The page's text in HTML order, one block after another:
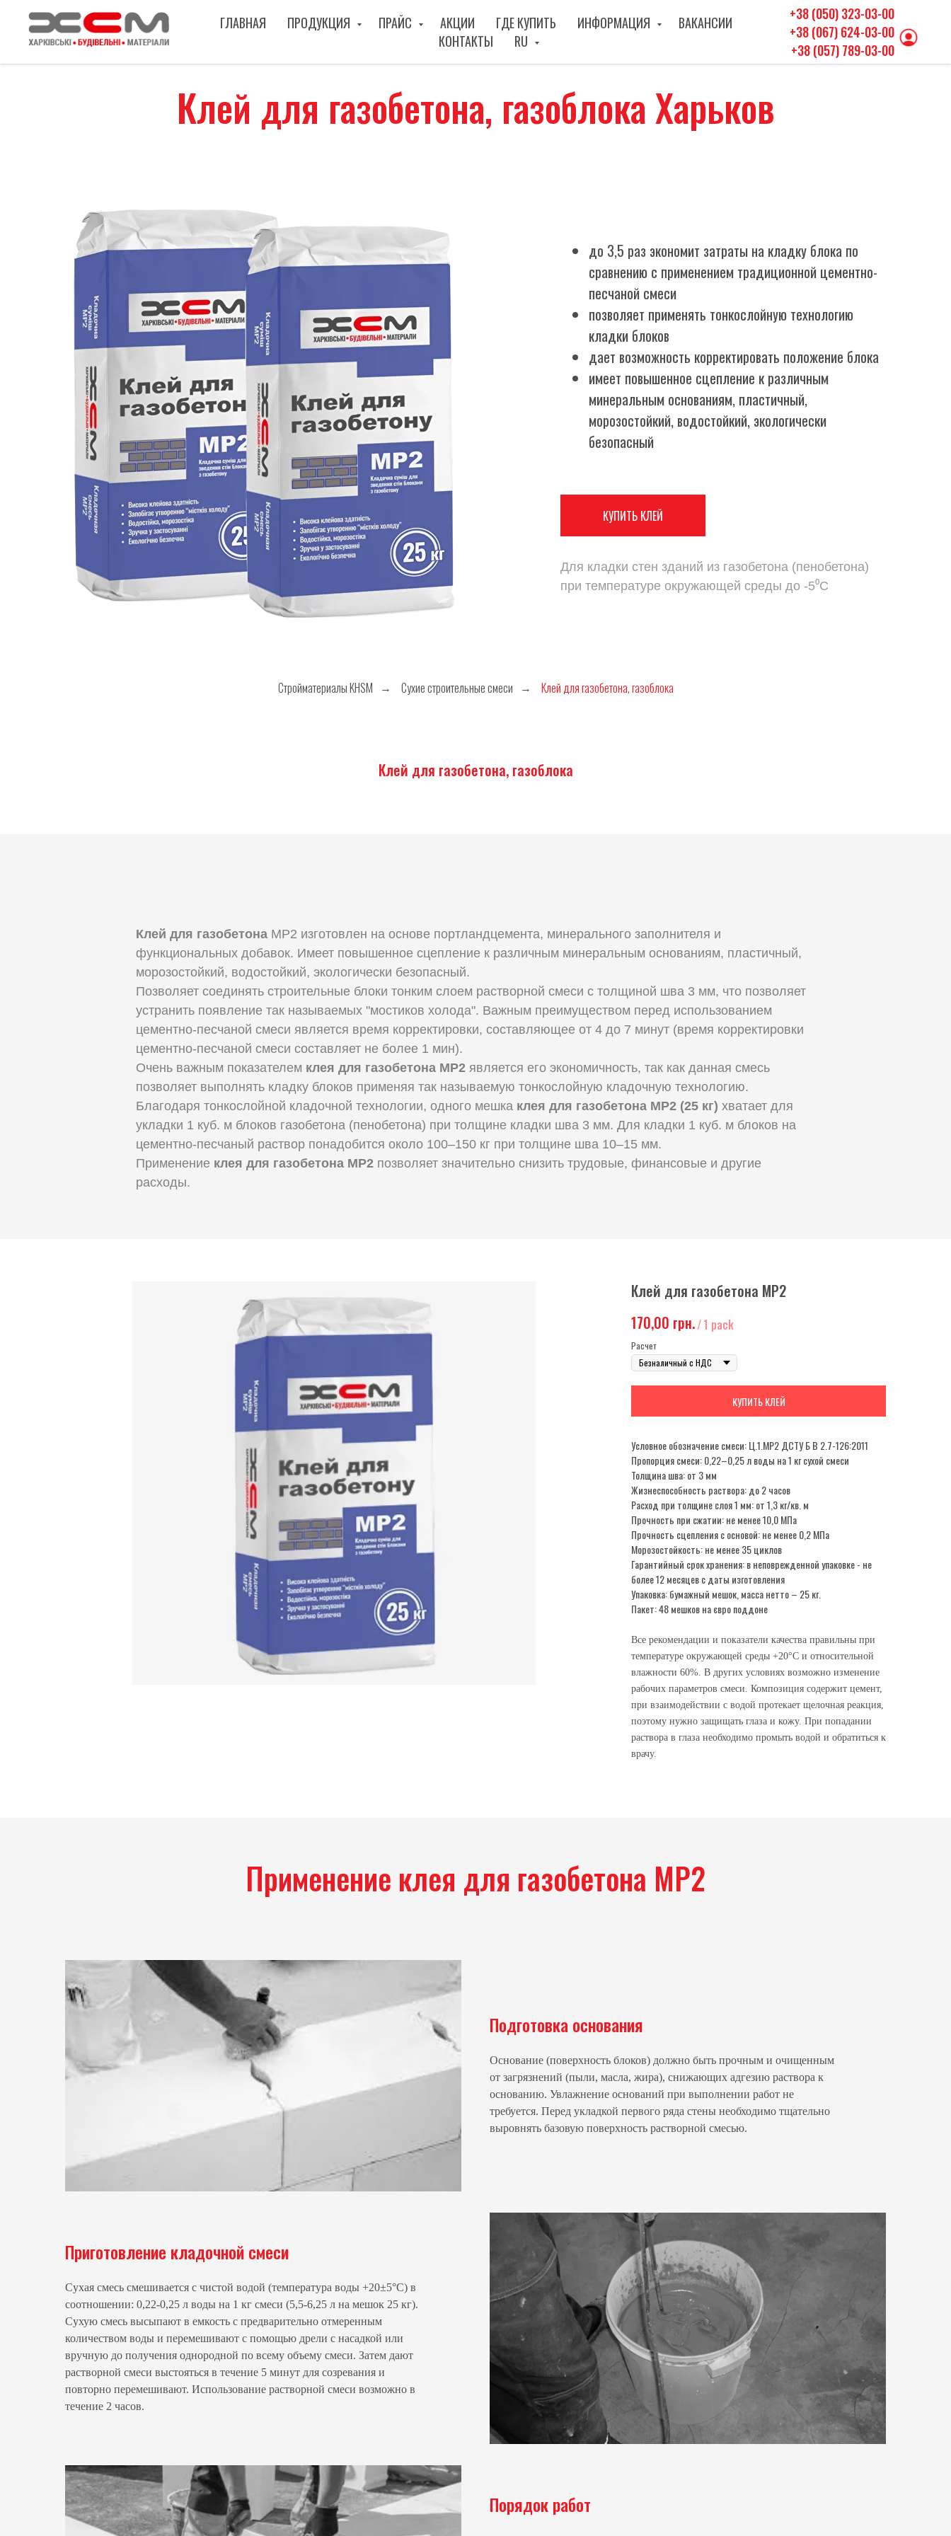
ГЛАВНАЯ ПРОДУКЦИЯ ПРАЙС АКЦИИ ГДЕ КУПИТЬ ИНФОРМАЦИЯ
ВАКАНСИИ
КОНТАКТЫ
RU
+38 (050) 323-03-00
+38 (067) 624-03-00
+38 (057) 789-03-00
Клей для газобетона, газоблока Харьков
до 3,5 раз экономит затраты на кладку блока по
сравнению с применением традиционной цементно-
песчаной смеси
позволяет применять тонкослойную технологию
кладки блоков
дает возможность корректировать положение блока
имеет повышенное сцепление к различным
минеральным основаниям, пластичный,
морозостойкий, водостойкий, экологически
безопасный
КУПИТЬ КЛЕЙ
Для кладки стен зданий из газобетона (пенобетона)
при температуре окружающей среды до -5⁰С
Стройматериалы KHSM → Сухие строительные смеси → Клей для газобетона, газоблока
Клей для газобетона, газоблока
Клей для газобетона МР2 изготовлен на основе портландцемента, минерального заполнителя и
функциональных добавок. Имеет повышенное сцепление к различным минеральным основаниям, пластичный,
морозостойкий, водостойкий, экологически безопасный.
Позволяет соединять строительные блоки тонким слоем растворной смеси с толщиной шва 3 мм, что позволяет
устранить появление так называемых "мостиков холода". Важным преимуществом перед использованием
цементно-песчаной смеси является время корректировки, составляющее от 4 до 7 минут (время корректировки
цементно-песчаной смеси составляет не более 1 мин).
Очень важным показателем клея для газобетона МР2 является его экономичность, так как данная смесь
позволяет выполнять кладку блоков применяя так называемую тонкослойную кладочную технологию.
Благодаря тонкослойной кладочной технологии, одного мешка клея для газобетона МР2 (25 кг) хватает для
укладки 1 куб. м блоков газобетона (пенобетона) при толщине кладки шва 3 мм. Для кладки 1 куб. м блоков на
цементно-песчаный раствор понадобится около 100–150 кг при толщине шва 10–15 мм.
Применение клея для газобетона МР2 позволяет значительно снизить трудовые, финансовые и другие
расходы.
Клей для газобетона МР2
170,00 грн./1 pack
Расчет
КУПИТЬ КЛЕЙ
Условное обозначение смеси: Ц.1.МР2 ДСТУ Б В 2.7-126:2011
Пропорция смеси: 0,22–0,25 л воды на 1 кг сухой смеси
Толщина шва: от 3 мм
Жизнеспособность раствора: до 2 часов
Расход при толщине слоя 1 мм: от 1,3 кг/кв. м
Прочность при сжатии: не менее 10,0 МПа
Прочность сцепления с основой: не менее 0,2 МПа
Морозостойкость: не менее 35 циклов
Гарантийный срок хранения: в неповрежденной упаковке - не
более 12 месяцев с даты изготовления
Упаковка: бумажный мешок, масса нетто – 25 кг.
Пакет: 48 мешков на євро поддоне
Все рекомендации и показатели качества правильны при
температуре окружающей среды +20°С и относительной
влажности 60%. В других условиях возможно изменение
рабочих параметров смеси. Композиция содержит цемент,
при взаимодействии с водой протекает щелочная реакция,
поэтому нужно защищать глаза и кожу. При попадании
раствора в глаза необходимо промыть водой и обратиться к
врачу.
Применение клея для газобетона МР2
Подготовка основания
Основание (поверхность блоков) должно быть прочным и очищенным
от загрязнений (пыли, масла, жира), снижающих адгезию раствора к
основанию. Увлажнение оснований при выполнении работ не
требуется. Перед укладкой первого ряда стены необходимо тщательно
выровнять базовую поверхность растворной смесью.
Приготовление кладочной смеси
Сухая смесь смешивается с чистой водой (температура воды +20±5°C) в
соотношении: 0,22-0,25 л воды на 1 кг смеси (5,5-6,25 л на мешок 25 кг).
Сухую смесь высыпают в емкость с предварительно отмеренным
количеством воды и перемешивают с помощью дрели с насадкой или
вручную до получения однородной по всему объему смеси. Затем дают
растворной смеси выстояться в течение 5 минут для созревания и
повторно перемешивают. Использование растворной смеси возможно в
течение 2 часов.
Порядок работ